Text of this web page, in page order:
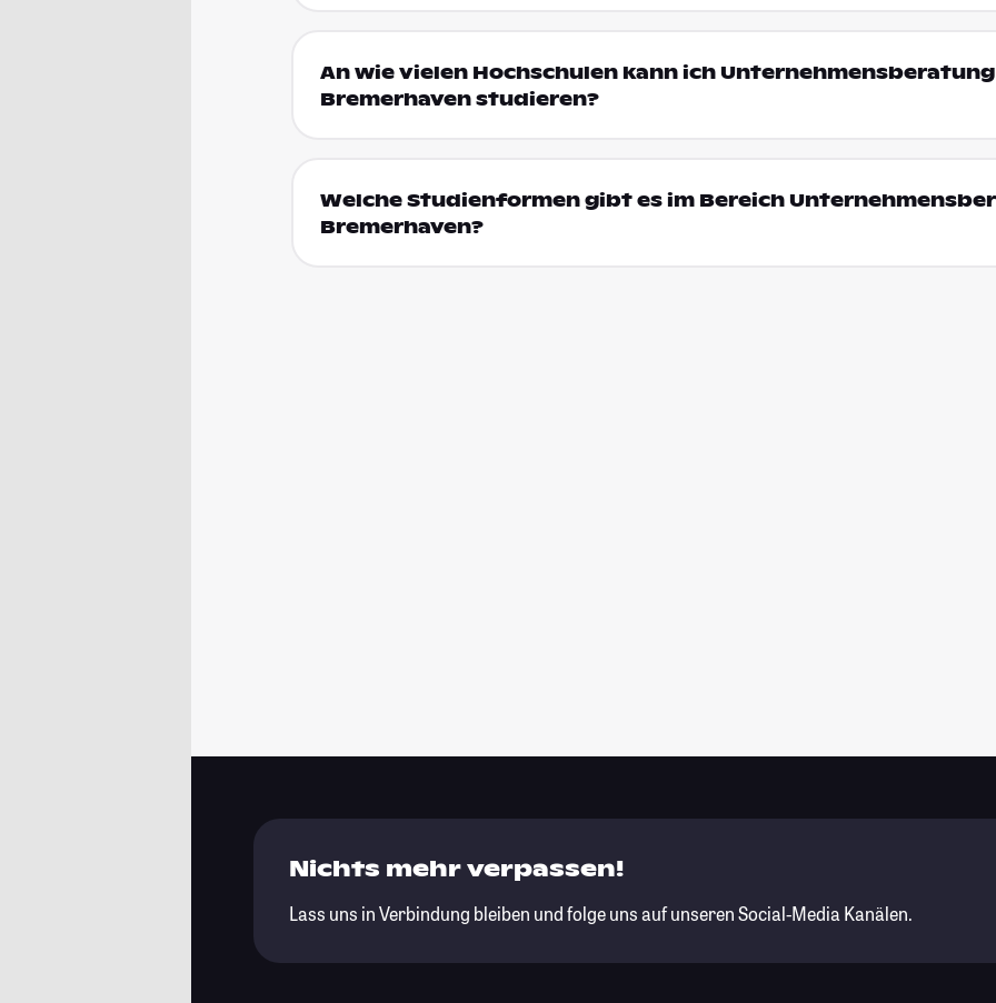
An wie vielen Hochschulen kann ich
Bremerhaven studieren?
Welche Studienformen gibt es im Bereich
Bremerhaven?
Nichts mehr verpassen!
Lass uns in Verbindung bleiben und folge uns auf unseren Social-Media Kanälen.